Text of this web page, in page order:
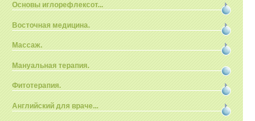
Основы иглорефлексот...
Восточная медицина.
Массаж.
Мануальная терапия.
Фитотерапия.
Английский для враче...